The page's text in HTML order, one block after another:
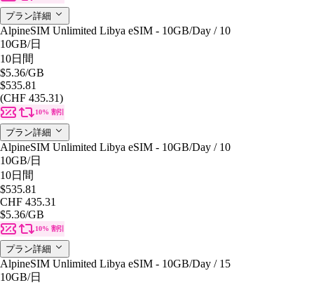
プラン詳細
AlpineSIM Unlimited Libya eSIM - 10GB/Day / 10
10GB/日
10日間
$5.36/GB
$535.81
(CHF 435.31)
10% 割引
プラン詳細
AlpineSIM Unlimited Libya eSIM - 10GB/Day / 10
10GB/日
10日間
$535.81
CHF 435.31
$5.36/GB
10% 割引
プラン詳細
AlpineSIM Unlimited Libya eSIM - 10GB/Day / 15
10GB/日